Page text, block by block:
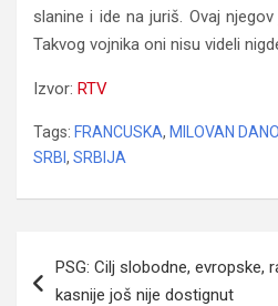
slanine i ide na juriš. Ovaj
Takvog vojnika oni nisu videli
Izvor: RTV
Tags: FRANCUSKA, MILOVAN
SRBI , SRBIJA
članaka
PSG: Cilj slobodne, evropske,
kasnije još nije dostignut